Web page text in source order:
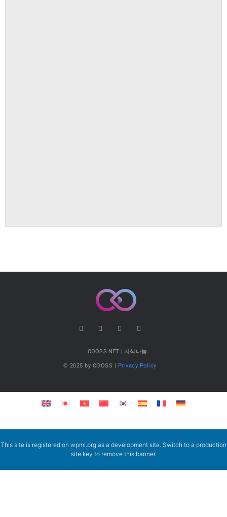
COOSS.NET | 지식나눔
© 2025 by COOSS | Privacy Policy
This site is registered on wpml.org as a development site. Switch to a production
site key to remove this banner.